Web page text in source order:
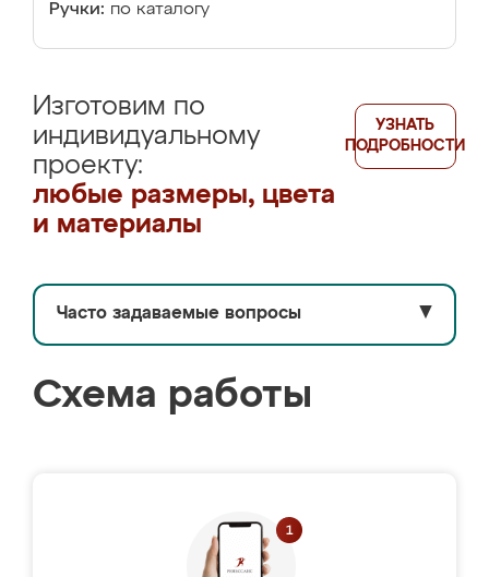
Ручки: по каталогу
Изготовим по
индивидуальному
проекту:
любые размеры, цвета
и материалы
УЗНАТЬ
ПОДРОБНОСТИ
Часто задаваемые вопросы ▼
Схема работы